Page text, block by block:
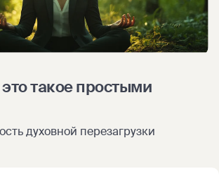
это такое простыми
духовной перезагрузки